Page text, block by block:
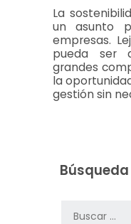
La
un asunto
empresas.
pueda ser
grandes
la
gestión sin
Búsqueda